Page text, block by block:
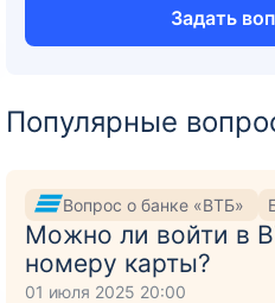
Задать
Популярные
Вопрос о банке «ВТБ»
Можно ли войти в
номеру карты?
01 июля 2025 20:00